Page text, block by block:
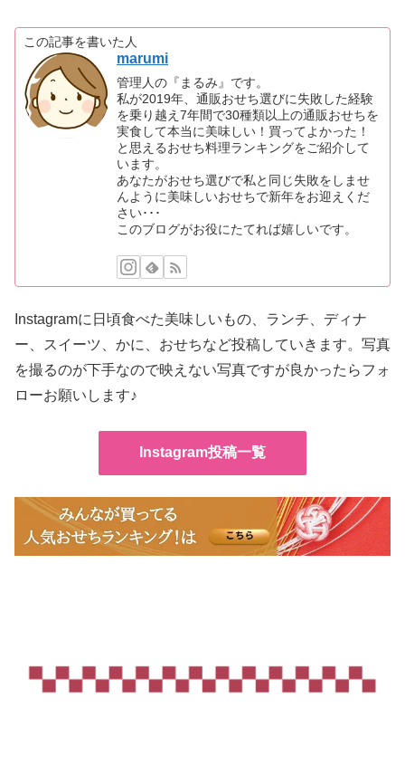
この記事を書いた人
marumi
管理人の『まるみ』です。
私が2019年、通販おせち選びに失敗した経験
を乗り越え7年間で30種類以上の通販おせちを
実食して本当に美味しい！買ってよかった！
と思えるおせち料理ランキングをご紹介して
います。
あなたがおせち選びで私と同じ失敗をしませ
んように美味しいおせちで新年をお迎えくだ
さい･･･
このブログがお役にたてれば嬉しいです。
Instagramに日頃食べた美味しいもの、ランチ、ディナ
ー、スイーツ、かに、おせちなど投稿していきます。写真
を撮るのが下手なので映えない写真ですが良かったらフォ
ローお願いします♪
Instagram投稿一覧